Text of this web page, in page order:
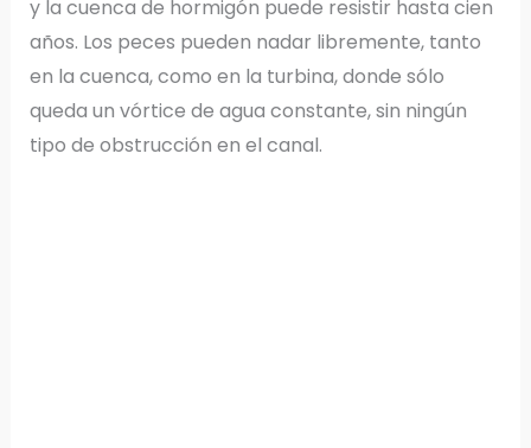
y la cuenca de hormigón puede resistir hasta cien
años. Los peces pueden nadar libremente, tanto
en la cuenca, como en la turbina, donde sólo
queda un vórtice de agua constante, sin ningún
tipo de obstrucción en el canal.